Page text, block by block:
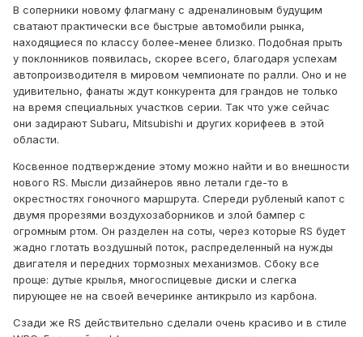
В соперники новому флагману с адреналиновым будущим
сватают практически все быстрые автомобили рынка,
находящиеся по классу более-менее близко. Подобная прыть
у поклонников появилась, скорее всего, благодаря успехам
автопроизводителя в мировом чемпионате по ралли. Оно и не
удивительно, фанаты ждут конкурента для грандов не только
на время специальных участков серии. Так что уже сейчас
они задирают Subaru, Mitsubishi и других корифеев в этой
области.
Косвенное подтверждение этому можно найти и во внешности
нового RS. Мысли дизайнеров явно летали где-то в
окрестностях гоночного маршрута. Спереди рубленый капот с
двумя прорезями воздухозаборников и злой бампер с
огромным ртом. Он разделен на соты, через которые RS будет
жадно глотать воздушный поток, распределенный на нужды
двигателя и передних тормозных механизмов. Сбоку все
проще: дутые крылья, многоспицевые диски и слегка
пирующее не на своей вечеринке антикрыло из карбона.
Сзади же RS действительно сделали очень красиво и в стиле